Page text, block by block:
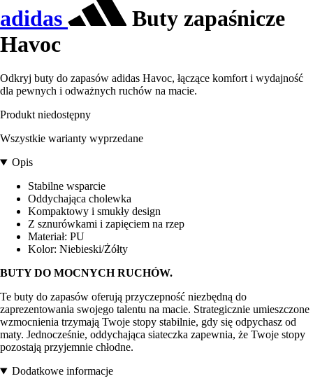
adidas
Buty zapaśnicze
Havoc
Odkryj buty do zapasów adidas Havoc, łączące komfort i wydajność
dla pewnych i odważnych ruchów na macie.
Produkt niedostępny
Wszystkie warianty wyprzedane
Opis
Stabilne wsparcie
Oddychająca cholewka
Kompaktowy i smukły design
Z sznurówkami i zapięciem na rzep
Materiał: PU
Kolor: Niebieski/Żółty
BUTY DO MOCNYCH RUCHÓW.
Te buty do zapasów oferują przyczepność niezbędną do
zaprezentowania swojego talentu na macie. Strategicznie umieszczone
wzmocnienia trzymają Twoje stopy stabilnie, gdy się odpychasz od
maty. Jednocześnie, oddychająca siateczka zapewnia, że Twoje stopy
pozostają przyjemnie chłodne.
Dodatkowe informacje